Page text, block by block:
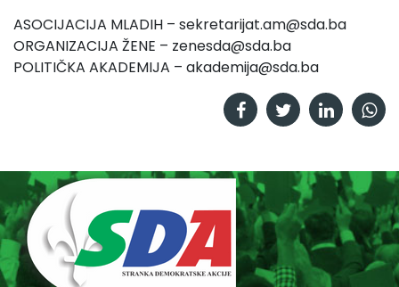
ASOCIJACIJA MLADIH – sekretarijat.am@sda.ba
ORGANIZACIJA ŽENE – zenesda@sda.ba
POLITIČKA AKADEMIJA – akademija@sda.ba